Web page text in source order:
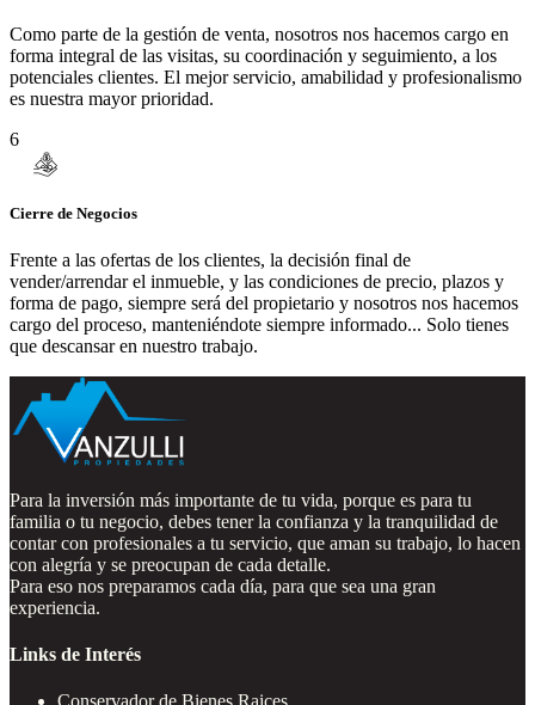
Como parte de la gestión de venta, nosotros nos hacemos cargo en
forma integral de las visitas, su coordinación y seguimiento, a los
potenciales clientes. El mejor servicio, amabilidad y profesionalismo
es nuestra mayor prioridad.
6
Cierre de Negocios
Frente a las ofertas de los clientes, la decisión final de
vender/arrendar el inmueble, y las condiciones de precio, plazos y
forma de pago, siempre será del propietario y nosotros nos hacemos
cargo del proceso, manteniéndote siempre informado... Solo tienes
que descansar en nuestro trabajo.
Para la inversión más importante de tu vida, porque es para tu
familia o tu negocio, debes tener la confianza y la tranquilidad de
contar con profesionales a tu servicio, que aman su trabajo, lo hacen
con alegría y se preocupan de cada detalle.
Para eso nos preparamos cada día, para que sea una gran
experiencia.
Links de Interés